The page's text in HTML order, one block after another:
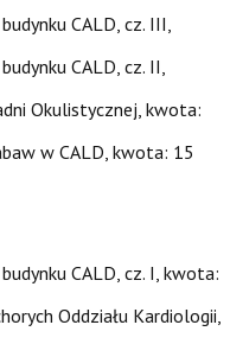
CALD, cz. III,
CALD, cz. II,
Okulistycznej, kwota:
w CALD, kwota: 15
CALD, cz. I, kwota:
Oddziału Kardiologii,